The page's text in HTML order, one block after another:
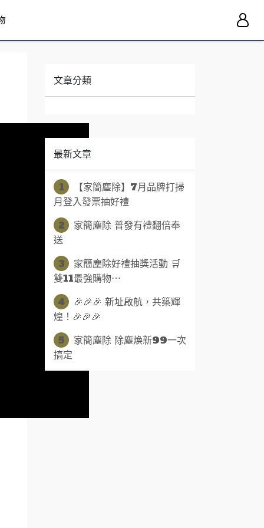
文章分類
最新文章
1
【家簡塵除】7月品牌打掃
月登入發票抽好禮
2
家簡塵除 普發有禮翻倍奉
送
3
家簡塵除好禮抽獎活動 🛒
雙11最強購物⋯
4
🎉🎉🎉 新址啟航，共築輝
煌！🎉🎉🎉
5
家簡塵除 除塵煥新99一次
搞定